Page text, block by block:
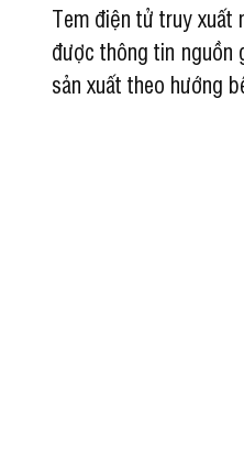
Tem điện tử truy xuất
được thông tin nguồn
sản xuất theo hướng